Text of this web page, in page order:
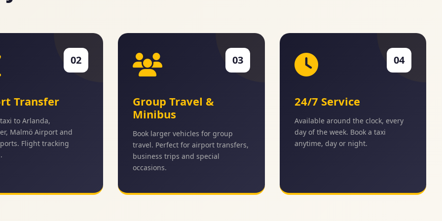
02
Transfer
to Arlanda,
Malmö Airport and
Flight tracking
03
Group Travel &
Minibus
Book larger vehicles for group
travel. Perfect for airport transfers,
business trips and special
occasions.
04
24/7 Service
Available around the clock, every
day of the week. Book a taxi
anytime, day or night.